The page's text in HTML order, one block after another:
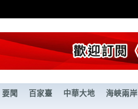
要聞 百家臺 中華大地 海峽兩岸